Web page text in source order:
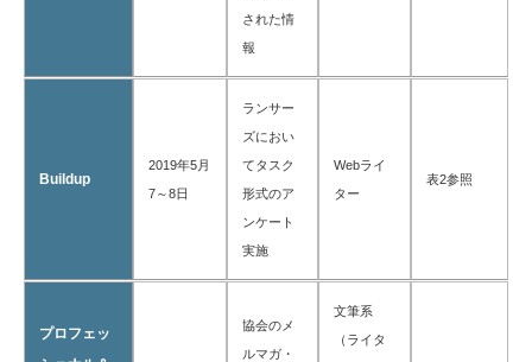
された情
報
Buildup
2019年5月
7～8日
ランサー
ズにおい
てタスク
形式のア
ンケート
実施
Webライ
ター
表2参照
プロフェッ
協会のメ
ルマガ・
文筆系
（ライタ